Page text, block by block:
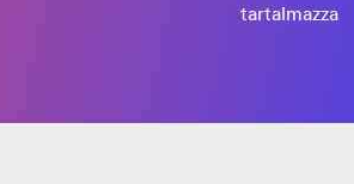
tartalmazza